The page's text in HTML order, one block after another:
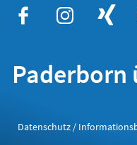
Paderborn
Datenschutz /